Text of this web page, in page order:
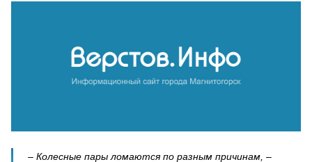
– Колесные пары ломаются по разным причинам, –